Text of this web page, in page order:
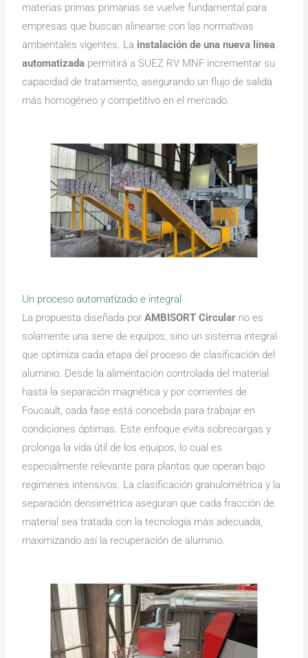
materias primas primarias se vuelve fundamental para
empresas que buscan alinearse con las normativas
ambientales vigentes. La instalación de una nueva línea
automatizada permitirá a SUEZ RV MNF incrementar su
capacidad de tratamiento, asegurando un flujo de salida
más homogéneo y competitivo en el mercado.
Un proceso automatizado e integral
La propuesta diseñada porAMBISORT Circular no es
solamente una serie de equipos, sino un sistema integral
que optimiza cada etapa del proceso de clasificación del
aluminio. Desde la alimentación controlada del material
hasta la separación magnética y por corrientes de
Foucault, cada fase está concebida para trabajar en
condiciones óptimas. Este enfoque evita sobrecargas y
prolonga la vida útil de los equipos, lo cual es
especialmente relevante para plantas que operan bajo
regímenes intensivos. La clasificación granulométrica y la
separación densimétrica aseguran que cada fracción de
material sea tratada con la tecnología más adecuada,
maximizando así la recuperación de aluminio.